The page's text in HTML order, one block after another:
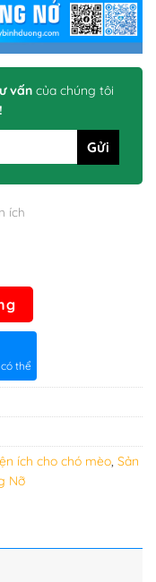
vấn của chúng tôi
ích
thể
ích cho chó mèo, Sản
Nỡ